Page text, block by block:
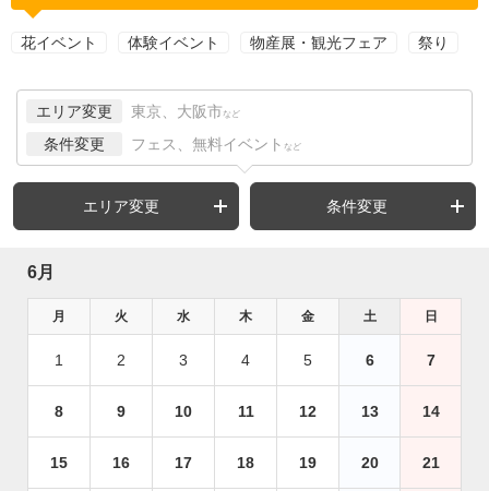
花イベント 体験イベント 物産展・観光フェア 祭り
エリア変更 東京、大阪市 など
条件変更 フェス、無料イベント など
エリア変更 条件変更
6月
月 火 水 木 金 土 日
1 2 3 4 5 6 7
8 9 10 11 12 13 14
15 16 17 18 19 20 21